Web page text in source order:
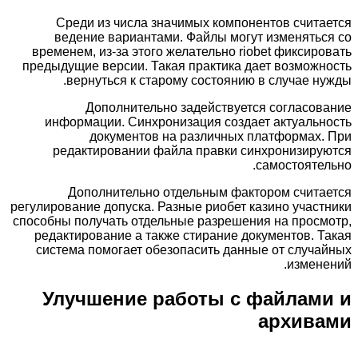
Среди из числа значимых компонентов считается
ведение вариантами. Файлы могут изменяться со
временем, из-за этого желательно riobet фиксировать
предыдущие версии. Такая практика дает возможность
вернуться к старому состоянию в случае нужды.
Дополнительно задействуется согласование
информации. Синхронизация создает актуальность
документов на различных платформах. При
редактировании файла правки синхронизируются
самостоятельно.
Дополнительно отдельным фактором считается
регулирование допуска. Разные риобет казино участники
способны получать отдельные разрешения на просмотр,
редактирование а также стирание документов. Такая
система помогает обезопасить данные от случайных
изменений.
Улучшение работы с файлами и
архивами